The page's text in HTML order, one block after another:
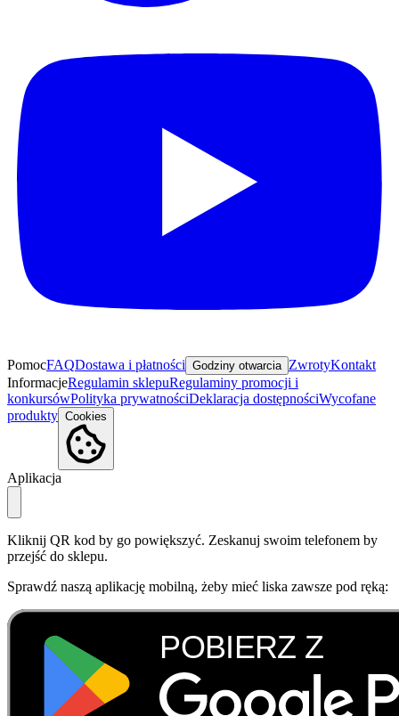
PomocFAQDostawa i płatności Godziny otwarcia ZwrotyKontakt
InformacjeRegulamin sklepuRegulaminy promocji i
konkursówPolityka prywatnościDeklaracja dostępnościWycofane
produkty Cookies
Aplikacja
Kliknij QR kod by go powiększyć. Zeskanuj swoim telefonem by
przejść do sklepu.
Sprawdź naszą aplikację mobilną, żeby mieć liska zawsze pod ręką: